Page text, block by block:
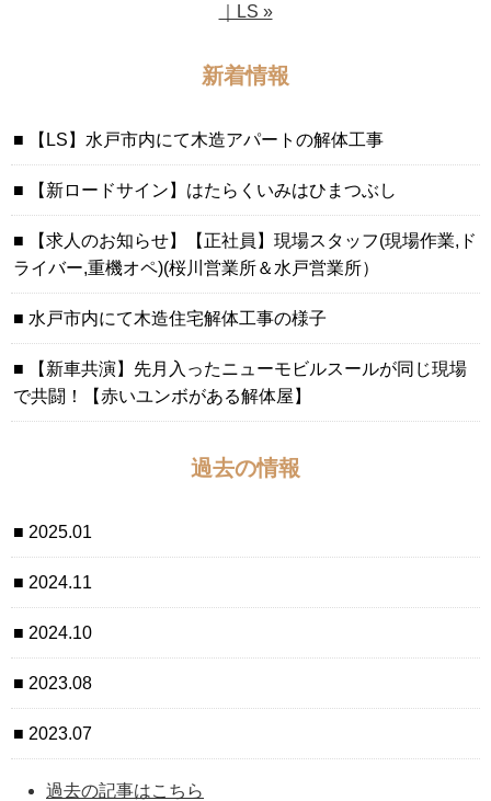
｜LS »
新着情報
【LS】水戸市内にて木造アパートの解体工事
【新ロードサイン】はたらくいみはひまつぶし
【求人のお知らせ】【正社員】現場スタッフ(現場作業,ド
ライバー,重機オペ)(桜川営業所＆水戸営業所）
水戸市内にて木造住宅解体工事の様子
【新車共演】先月入ったニューモビルスールが同じ現場
で共闘！【赤いユンボがある解体屋】
過去の情報
2025.01
2024.11
2024.10
2023.08
2023.07
過去の記事はこちら